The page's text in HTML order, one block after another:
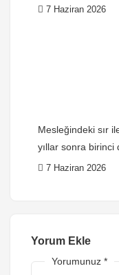
7 Haziran 2026
Mesleğindeki sır
yıllar sonra birinci
7 Haziran 2026
Yorum Ekle
Yorumunuz *